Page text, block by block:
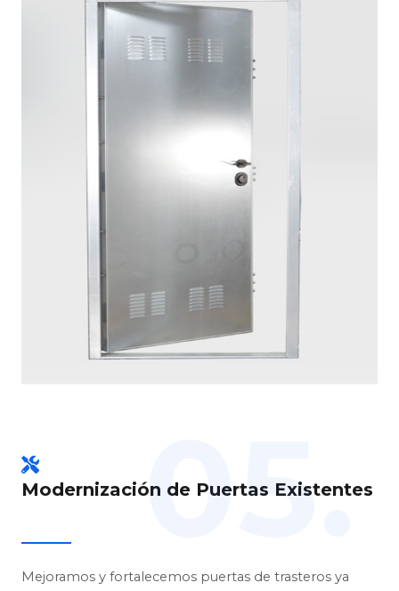
Modernización de Puertas Existentes
05.
Mejoramos y fortalecemos puertas de trasteros ya